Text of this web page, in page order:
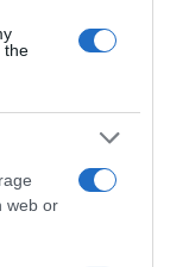
the
web or
Pinterest